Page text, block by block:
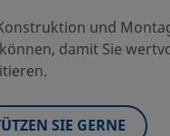
und
damit Sie
SIE GERNE